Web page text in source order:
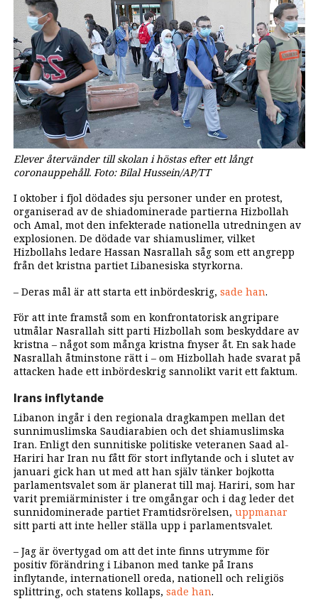
Elever återvänder till skolan i höstas efter ett långt
coronauppehåll. Foto: Bilal Hussein/AP/TT
I oktober i fjol dödades sju personer under en protest,
organiserad av de shiadominerade partierna Hizbollah
och Amal, mot den infekterade nationella utredningen av
explosionen. De dödade var shiamuslimer, vilket
Hizbollahs ledare Hassan Nasrallah såg som ett angrepp
från det kristna partiet Libanesiska styrkorna.
– Deras mål är att starta ett inbördeskrig, sade han.
För att inte framstå som en konfrontatorisk angripare
utmålar Nasrallah sitt parti Hizbollah som beskyddare av
kristna – något som många kristna fnyser åt. En sak hade
Nasrallah åtminstone rätt i – om Hizbollah hade svarat på
attacken hade ett inbördeskrig sannolikt varit ett faktum.
Irans inflytande
Libanon ingår i den regionala dragkampen mellan det
sunnimuslimska Saudiarabien och det shiamuslimska
Iran. Enligt den sunnitiske politiske veteranen Saad al-
Hariri har Iran nu fått för stort inflytande och i slutet av
januari gick han ut med att han själv tänker bojkotta
parlamentsvalet som är planerat till maj. Hariri, som har
varit premiärminister i tre omgångar och i dag leder det
sunnidominerade partiet Framtidsrörelsen, uppmanar
sitt parti att inte heller ställa upp i parlamentsvalet.
– Jag är övertygad om att det inte finns utrymme för
positiv förändring i Libanon med tanke på Irans
inflytande, internationell oreda, nationell och religiös
splittring, och statens kollaps, sade han.